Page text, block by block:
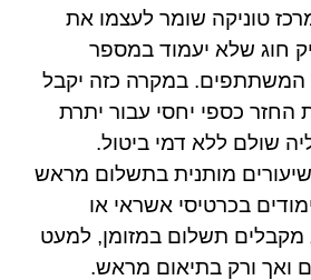
טוניקה שומר לעצמו את
חוג שלא יעמוד במספר
המשתתפים. במקרה כזה יקבל
כספי יחסי עבור יתרת
שולם ללא דמי ביטול.
מותנית בתשלום מראש
בכרטיסי אשראי או
תשלום במזומן, למעט
ואך ורק בתיאום מראש.